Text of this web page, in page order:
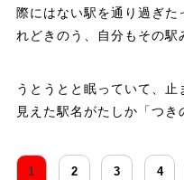
際にはない駅を通り過ぎ
れどきのう、自分もその駅
うとうとと眠っていて、
見えた駅名がたしか「つき
1 2 3 4